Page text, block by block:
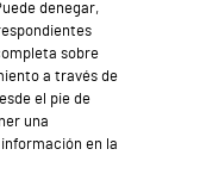
el trabajo
denegar,
sobre
a través de
el pie de
una
en la